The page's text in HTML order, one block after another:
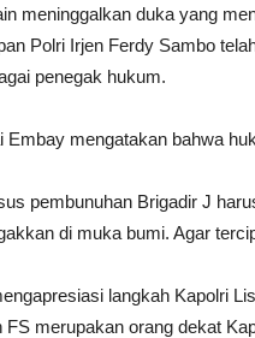
meninggalkan duka yang
Polri Irjen Ferdy Sambo
penegak hukum.
Embay mengatakan bahwa
pembunuhan Brigadir J
di muka bumi. Agar
langkah Kapolri
FS merupakan orang dekat